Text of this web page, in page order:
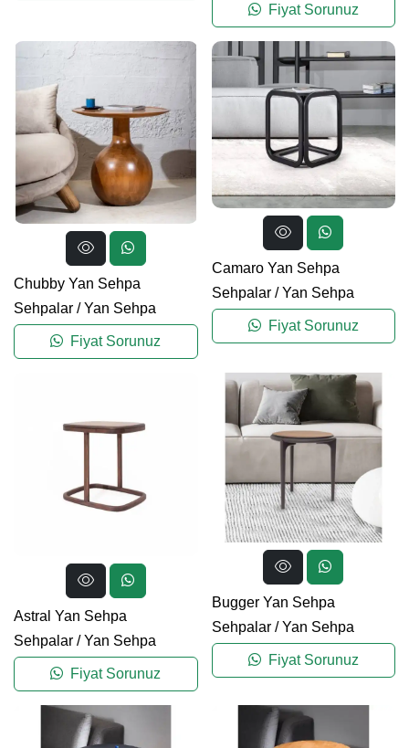
Fiyat Sorunuz
Chubby Yan Sehpa
Sehpalar /Yan Sehpa
Fiyat Sorunuz
Camaro Yan Sehpa
Sehpalar/Yan Sehpa
Fiyat Sorunuz
Astral Yan Sehpa
Sehpalar /Yan Sehpa
Fiyat Sorunuz
Bugger Yan Sehpa
Sehpalar/Yan Sehpa
Fiyat Sorunuz